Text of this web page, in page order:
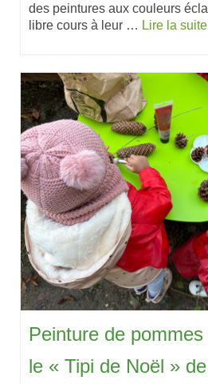
des peintures aux couleurs
libre cours à leur … Lire la suite
Peinture de
le « Tipi de Noël »